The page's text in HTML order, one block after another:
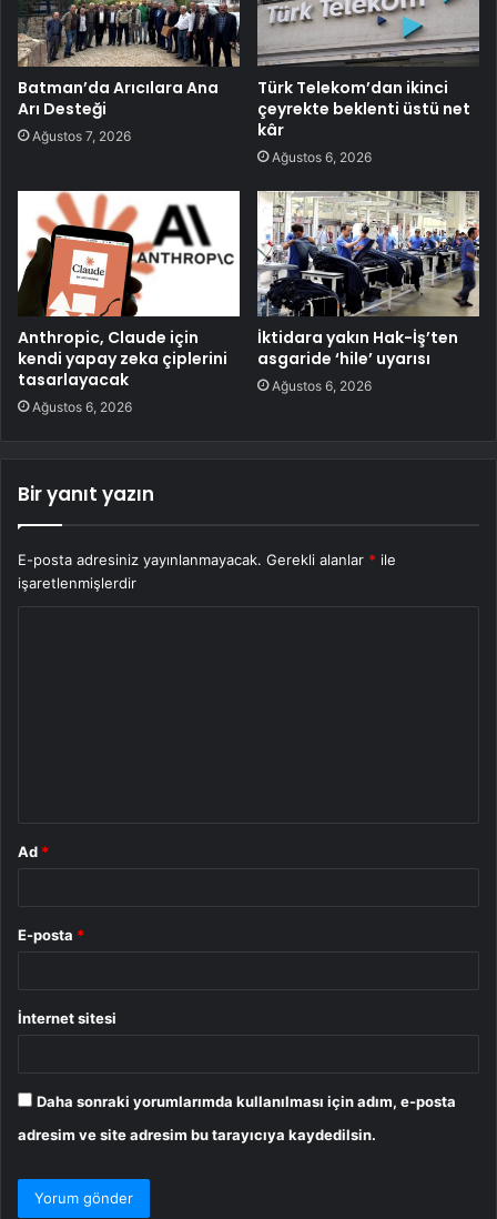
Batman’da Arıcılara Ana
Arı Desteği
Ağustos 7, 2026
Türk Telekom’dan ikinci
çeyrekte beklenti üstü net
kâr
Ağustos 6, 2026
Anthropic, Claude için
kendi yapay zeka çiplerini
tasarlayacak
Ağustos 6, 2026
İktidara yakın Hak-İş’ten
asgaride ‘hile’ uyarısı
Ağustos 6, 2026
Bir yanıt yazın
E-posta adresiniz yayınlanmayacak. Gerekli alanlar * ile
işaretlenmişlerdir
Ad *
E-posta *
İnternet sitesi
Daha sonraki yorumlarımda kullanılması için adım, e-posta
adresim ve site adresim bu tarayıcıya kaydedilsin.